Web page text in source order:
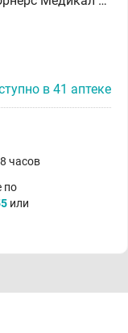
в 41 аптеке
часов
по
или